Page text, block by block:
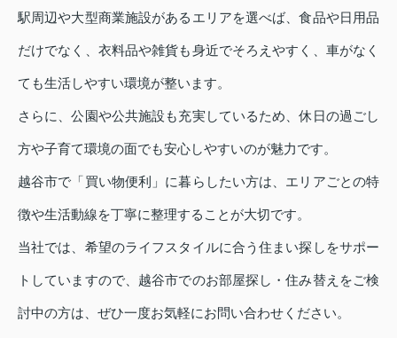
駅周辺や大型商業施設があるエリアを選べば、食品や日用品
だけでなく、衣料品や雑貨も身近でそろえやすく、車がなく
ても生活しやすい環境が整います。
さらに、公園や公共施設も充実しているため、休日の過ごし
方や子育て環境の面でも安心しやすいのが魅力です。
越谷市で「買い物便利」に暮らしたい方は、エリアごとの特
徴や生活動線を丁寧に整理することが大切です。
当社では、希望のライフスタイルに合う住まい探しをサポー
トしていますので、越谷市でのお部屋探し・住み替えをご検
討中の方は、ぜひ一度お気軽にお問い合わせください。